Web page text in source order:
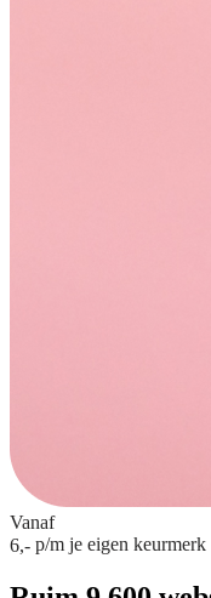
Vanaf
6,- p/m je eigen keurmerk